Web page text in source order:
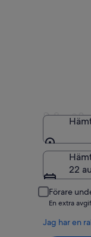
22
Förare
En extra
Jag har en